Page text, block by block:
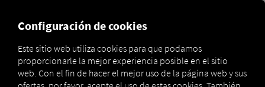
Marketplace Connectors Idem Connect How to
Configuración de cookies
Este sitio web utiliza cookies para que podamos
proporcionarle la mejor experiencia posible en el sitio
web. Con el fin de hacer el mejor uso de la página web y sus